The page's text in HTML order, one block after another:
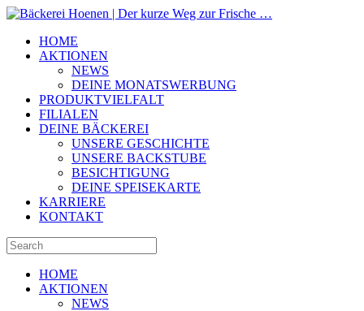
HOME
AKTIONEN
NEWS
DEINE MONATSWERBUNG
PRODUKTVIELFALT
FILIALEN
DEINE BÄCKEREI
UNSERE GESCHICHTE
UNSERE BACKSTUBE
BESICHTIGUNG
DEINE SPEISEKARTE
KARRIERE
KONTAKT
HOME
AKTIONEN
NEWS